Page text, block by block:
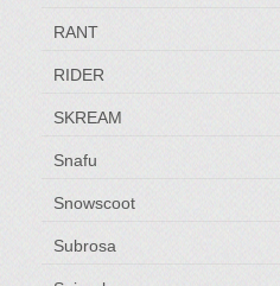
RANT
RIDER
SKREAM
Snafu
Snowscoot
Subrosa